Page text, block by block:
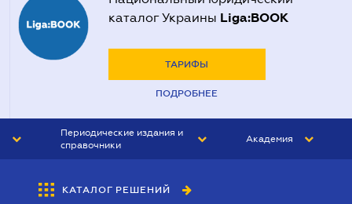
каталог Украины Liga:BOOK
ТАРИФЫ
ПОДРОБНЕЕ
Периодические издания и
справочники
БУХГАЛТЕР&ЗАКОН
Академия
КАТАЛОГ РЕШЕНИЙ